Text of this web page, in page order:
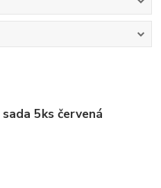
5ks červená